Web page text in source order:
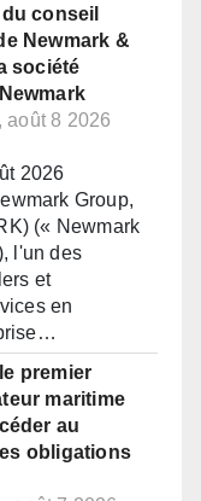
conseil
Newmark &
société
août 8 2026
2026
Group,
(« Newmark
l'un des
et
en
premier
maritime
au
obligations